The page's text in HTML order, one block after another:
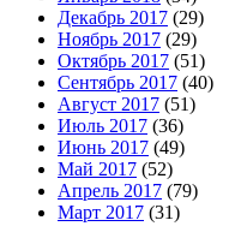
Декабрь 2017 (29)
Ноябрь 2017 (29)
Октябрь 2017 (51)
Сентябрь 2017 (40)
Август 2017 (51)
Июль 2017 (36)
Июнь 2017 (49)
Май 2017 (52)
Апрель 2017 (79)
Март 2017 (31)